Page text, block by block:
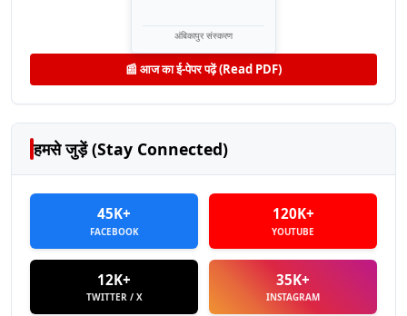
अंबिकापुर संस्करण
📰 आज का ई-पेपर पढ़ें (Read PDF)
हमसे जुड़ें (Stay Connected)
45K+
FACEBOOK
120K+
YOUTUBE
12K+
TWITTER / X
35K+
INSTAGRAM